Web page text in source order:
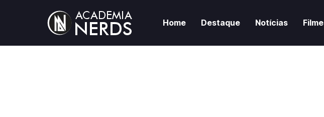
Home Destaque Notícias